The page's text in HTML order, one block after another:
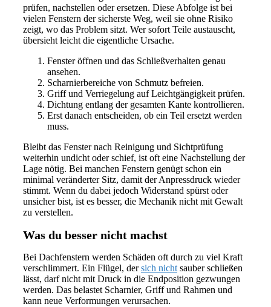
prüfen, nachstellen oder ersetzen. Diese Abfolge ist bei
vielen Fenstern der sicherste Weg, weil sie ohne Risiko
zeigt, wo das Problem sitzt. Wer sofort Teile austauscht,
übersieht leicht die eigentliche Ursache.
Fenster öffnen und das Schließverhalten genau
ansehen.
Scharnierbereiche von Schmutz befreien.
Griff und Verriegelung auf Leichtgängigkeit prüfen.
Dichtung entlang der gesamten Kante kontrollieren.
Erst danach entscheiden, ob ein Teil ersetzt werden
muss.
Bleibt das Fenster nach Reinigung und Sichtprüfung
weiterhin undicht oder schief, ist oft eine Nachstellung der
Lage nötig. Bei manchen Fenstern genügt schon ein
minimal veränderter Sitz, damit der Anpressdruck wieder
stimmt. Wenn du dabei jedoch Widerstand spürst oder
unsicher bist, ist es besser, die Mechanik nicht mit Gewalt
zu verstellen.
Was du besser nicht machst
Bei Dachfenstern werden Schäden oft durch zu viel Kraft
verschlimmert. Ein Flügel, dersich nicht sauber schließen
lässt, darf nicht mit Druck in die Endposition gezwungen
werden. Das belastet Scharnier, Griff und Rahmen und
kann neue Verformungen verursachen.